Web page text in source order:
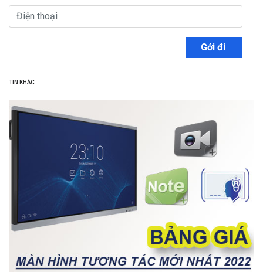
Gởi đi
TIN KHÁC